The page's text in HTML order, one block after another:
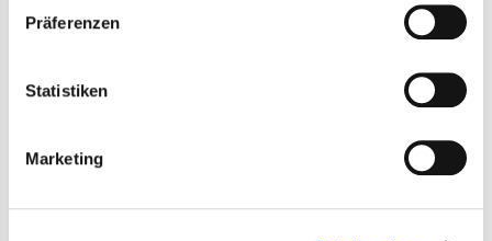
Präferenzen
Statistiken
Marketing
Stück)